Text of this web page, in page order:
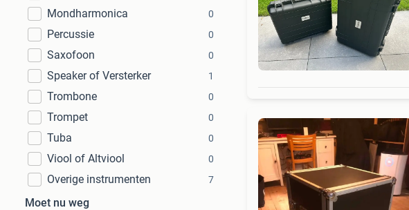
Mondharmonica 0
Percussie 0
Saxofoon 0
Speaker of Versterker 1
Trombone 0
Trompet 0
Tuba 0
Viool of Altviool 0
Overige instrumenten 7
Moet nu weg